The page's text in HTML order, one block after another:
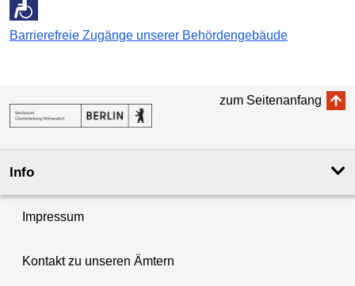
Barrierefreie Zugänge unserer Behördengebäude
zum Seitenanfang
Info
Impressum
Kontakt zu unseren Ämtern